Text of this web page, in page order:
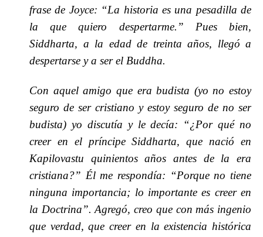
frase de Joyce: “La historia es una pesadilla de
la que quiero despertarme.” Pues bien,
Siddharta, a la edad de treinta años, llegó a
despertarse y a ser el Buddha.
Con aquel amigo que era budista (yo no estoy
seguro de ser cristiano y estoy seguro de no ser
budista) yo discutía y le decía: “¿Por qué no
creer en el príncipe Siddharta, que nació en
Kapilovastu quinientos años antes de la era
cristiana?” Él me respondía: “Porque no tiene
ninguna importancia; lo importante es creer en
la Doctrina”. Agregó, creo que con más ingenio
que verdad, que creer en la existencia histórica